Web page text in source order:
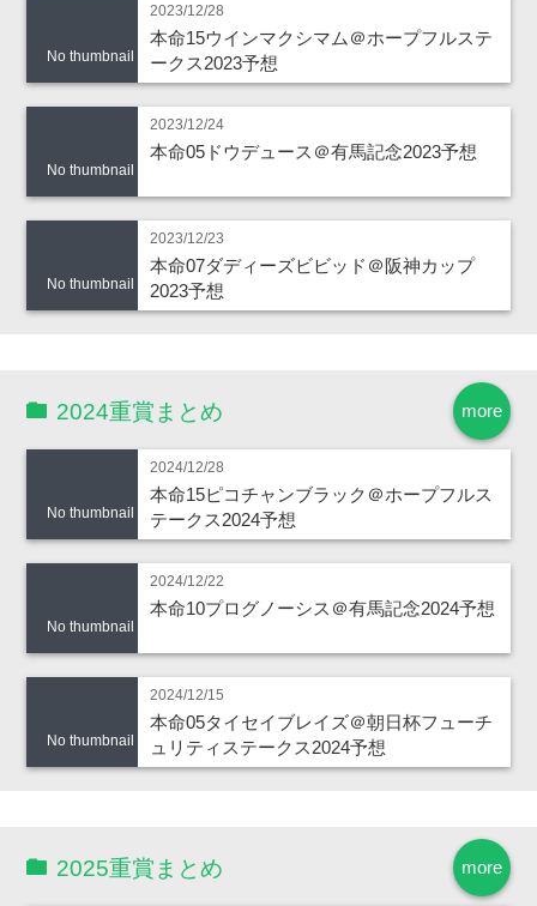
No thumbnail
2023/12/28
本命15ウインマクシマム＠ホープフルステ
ークス2023予想
No thumbnail
2023/12/24
本命05ドウデュース＠有馬記念2023予想
No thumbnail
2023/12/23
本命07ダディーズビビッド＠阪神カップ
2023予想
more
2024重賞まとめ
No thumbnail
2024/12/28
本命15ピコチャンブラック＠ホープフルス
テークス2024予想
No thumbnail
2024/12/22
本命10プログノーシス＠有馬記念2024予想
No thumbnail
2024/12/15
本命05タイセイブレイズ＠朝日杯フューチ
ュリティステークス2024予想
more
2025重賞まとめ